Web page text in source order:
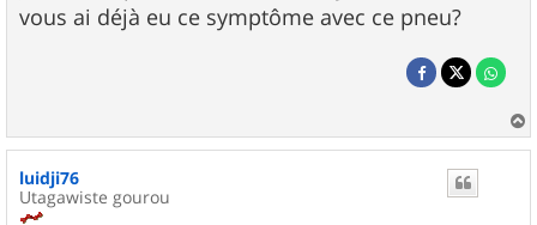
vous ai déjà eu ce symptôme avec ce pneu?
a
luidji76
Utagawiste gourou